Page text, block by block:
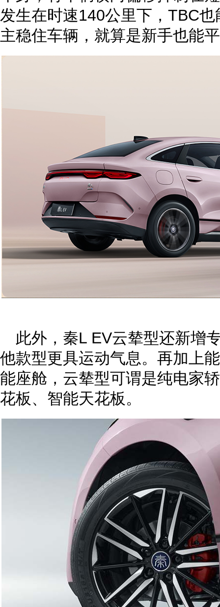
发生在时速140公里下，TBC
主稳住车辆，就算是新手也能
此外，秦L EV云辇型还新增
他款型更具运动气息。再加上
能座舱，云辇型可谓是纯电家
花板、智能天花板。